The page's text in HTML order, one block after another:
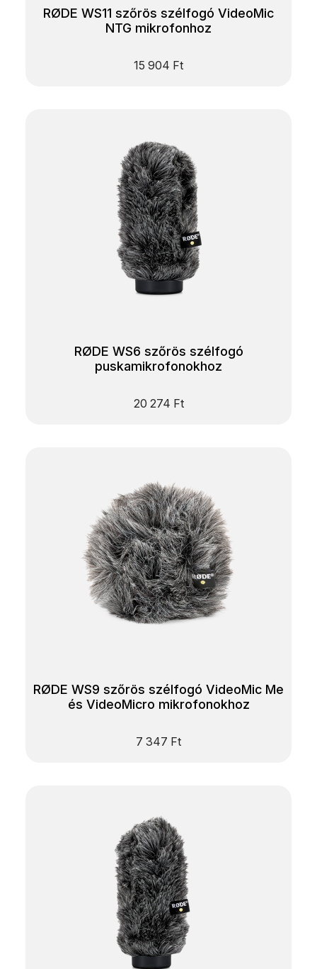
RØDE WS11 szőrös szélfogó VideoMic
NTG mikrofonhoz
15 904 Ft
RØDE WS6 szőrös szélfogó
puskamikrofonokhoz
20 274 Ft
RØDE WS9 szőrös szélfogó VideoMic Me
és VideoMicro mikrofonokhoz
7 347 Ft